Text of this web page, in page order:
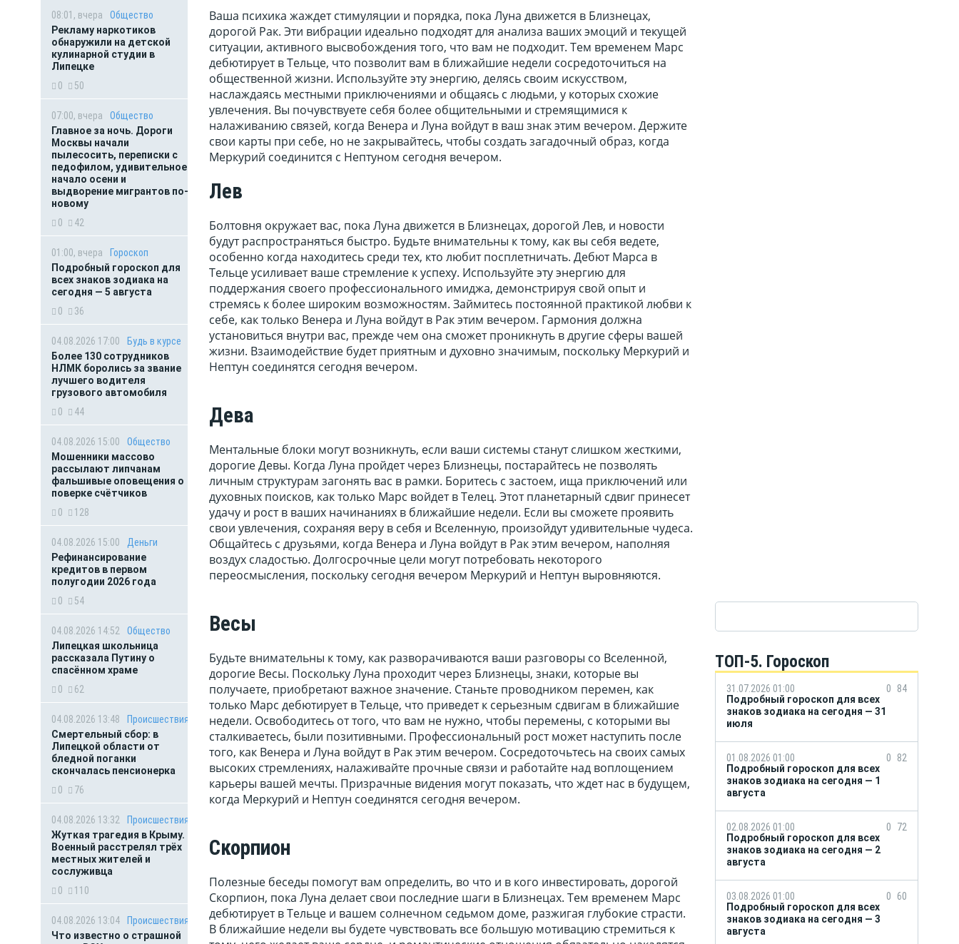
08:01, вчера
Общество
Рекламу наркотиков
обнаружили на детской
кулинарной студии в
Липецке
0
50
07:00, вчера
Общество
Главное за ночь. Дороги
Москвы начали
пылесосить, переписки с
педофилом, удивительное
начало осени и
выдворение мигрантов по-
новому
0
42
01:00, вчера
Гороскоп
Подробный гороскоп для
всех знаков зодиака на
сегодня — 5 августа
0
36
04.08.2026 17:00
Будь в курсе
Более 130 сотрудников
НЛМК боролись за звание
лучшего водителя
грузового автомобиля
0
44
04.08.2026 15:00
Общество
Мошенники массово
рассылают липчанам
фальшивые оповещения о
поверке счётчиков
0
128
04.08.2026 15:00
Деньги
Рефинансирование
кредитов в первом
полугодии 2026 года
0
54
04.08.2026 14:52
Общество
Липецкая школьница
рассказала Путину о
спасённом храме
0
62
04.08.2026 13:48
Происшествия
Смертельный сбор: в
Липецкой области от
бледной поганки
скончалась пенсионерка
0
76
04.08.2026 13:32
Происшествия
Жуткая трагедия в Крыму.
Военный расстрелял трёх
местных жителей и
сослуживца
0
110
04.08.2026 13:04
Происшествия
Что известно о страшной
Ваша психика жаждет стимуляции и порядка, пока Луна движется в Близнецах,
дорогой Рак. Эти вибрации идеально подходят для анализа ваших эмоций и текущей
ситуации, активного высвобождения того, что вам не подходит. Тем временем Марс
дебютирует в Тельце, что позволит вам в ближайшие недели сосредоточиться на
общественной жизни. Используйте эту энергию, делясь своим искусством,
наслаждаясь местными приключениями и общаясь с людьми, у которых схожие
увлечения. Вы почувствуете себя более общительными и стремящимися к
налаживанию связей, когда Венера и Луна войдут в ваш знак этим вечером. Держите
свои карты при себе, но не закрывайтесь, чтобы создать загадочный образ, когда
Меркурий соединится с Нептуном сегодня вечером.
Лев
Болтовня окружает вас, пока Луна движется в Близнецах, дорогой Лев, и новости
будут распространяться быстро. Будьте внимательны к тому, как вы себя ведете,
особенно когда находитесь среди тех, кто любит посплетничать. Дебют Марса в
Тельце усиливает ваше стремление к успеху. Используйте эту энергию для
поддержания своего профессионального имиджа, демонстрируя свой опыт и
стремясь к более широким возможностям. Займитесь постоянной практикой любви к
себе, как только Венера и Луна войдут в Рак этим вечером. Гармония должна
установиться внутри вас, прежде чем она сможет проникнуть в другие сферы вашей
жизни. Взаимодействие будет приятным и духовно значимым, поскольку Меркурий и
Нептун соединятся сегодня вечером.
Дева
Ментальные блоки могут возникнуть, если ваши системы станут слишком жесткими,
дорогие Девы. Когда Луна пройдет через Близнецы, постарайтесь не позволять
личным структурам загонять вас в рамки. Боритесь с застоем, ища приключений или
духовных поисков, как только Марс войдет в Телец. Этот планетарный сдвиг принесет
удачу и рост в ваших начинаниях в ближайшие недели. Если вы сможете проявить
свои увлечения, сохраняя веру в себя и Вселенную, произойдут удивительные чудеса.
Общайтесь с друзьями, когда Венера и Луна войдут в Рак этим вечером, наполняя
воздух сладостью. Долгосрочные цели могут потребовать некоторого
переосмысления, поскольку сегодня вечером Меркурий и Нептун выровняются.
Весы
Будьте внимательны к тому, как разворачиваются ваши разговоры со Вселенной,
дорогие Весы. Поскольку Луна проходит через Близнецы, знаки, которые вы
получаете, приобретают важное значение. Станьте проводником перемен, как
только Марс дебютирует в Тельце, что приведет к серьезным сдвигам в ближайшие
недели. Освободитесь от того, что вам не нужно, чтобы перемены, с которыми вы
сталкиваетесь, были позитивными. Профессиональный рост может наступить после
того, как Венера и Луна войдут в Рак этим вечером. Сосредоточьтесь на своих самых
высоких стремлениях, налаживайте прочные связи и работайте над воплощением
карьеры вашей мечты. Призрачные видения могут показать, что ждет нас в будущем,
когда Меркурий и Нептун соединятся сегодня вечером.
Скорпион
Полезные беседы помогут вам определить, во что и в кого инвестировать, дорогой
Скорпион, пока Луна делает свои последние шаги в Близнецах. Тем временем Марс
дебютирует в Тельце и вашем солнечном седьмом доме, разжигая глубокие страсти.
В ближайшие недели вы будете чувствовать все большую мотивацию стремиться к
ТОП-5. Гороскоп
31.07.2026 01:00 0
84
Подробный гороскоп для всех
знаков зодиака на сегодня — 31
июля
01.08.2026 01:00 0
82
Подробный гороскоп для всех
знаков зодиака на сегодня — 1
августа
02.08.2026 01:00 0
72
Подробный гороскоп для всех
знаков зодиака на сегодня — 2
августа
03.08.2026 01:00 0
60
Подробный гороскоп для всех
знаков зодиака на сегодня — 3
августа